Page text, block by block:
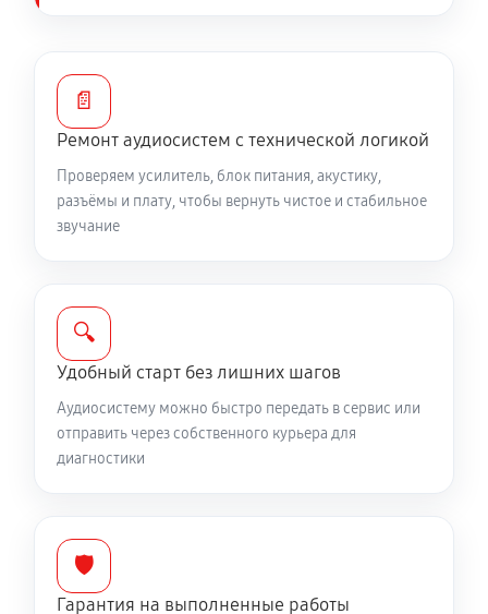
📄
Ремонт аудиосистем с технической логикой
Проверяем усилитель, блок питания, акустику,
разъёмы и плату, чтобы вернуть чистое и стабильное
звучание
🔍
Удобный старт без лишних шагов
Аудиосистему можно быстро передать в сервис или
отправить через собственного курьера для
диагностики
🛡️
Гарантия на выполненные работы